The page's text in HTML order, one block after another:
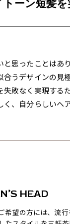
ーン短髪
思ったことは
うデザインの
敗なく実現す
、自分らしい
HEAD
希望の方には、流